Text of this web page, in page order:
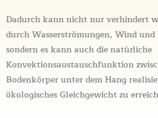
Dadurch kann nicht nur verhindert
durch Wasserströmungen, Wind
sondern es kann auch die natürliche
Konvektionsaustauschfunktion
Bodenkörper unter dem Hang
ökologisches Gleichgewicht zu